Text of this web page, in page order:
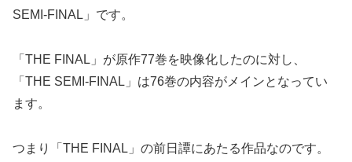
SEMI-FINAL」です。
「THE FINAL」が原作77巻を映像化したのに対し、
「THE SEMI-FINAL」は76巻の内容がメインとなってい
ます。
つまり「THE FINAL」の前日譚にあたる作品なのです。